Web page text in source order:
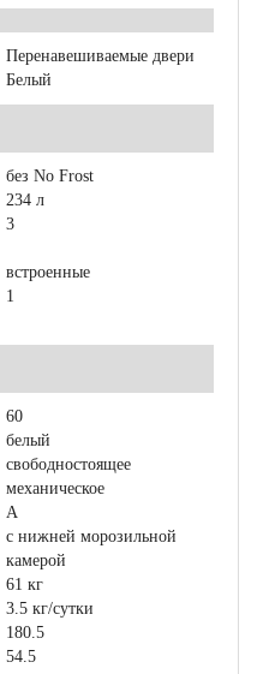
Перенавешиваемые двери
Белый
без No Frost
234 л
3
встроенные
1
60
белый
свободностоящее
механическое
A
с нижней морозильной
камерой
61 кг
3.5 кг/сутки
180.5
54.5